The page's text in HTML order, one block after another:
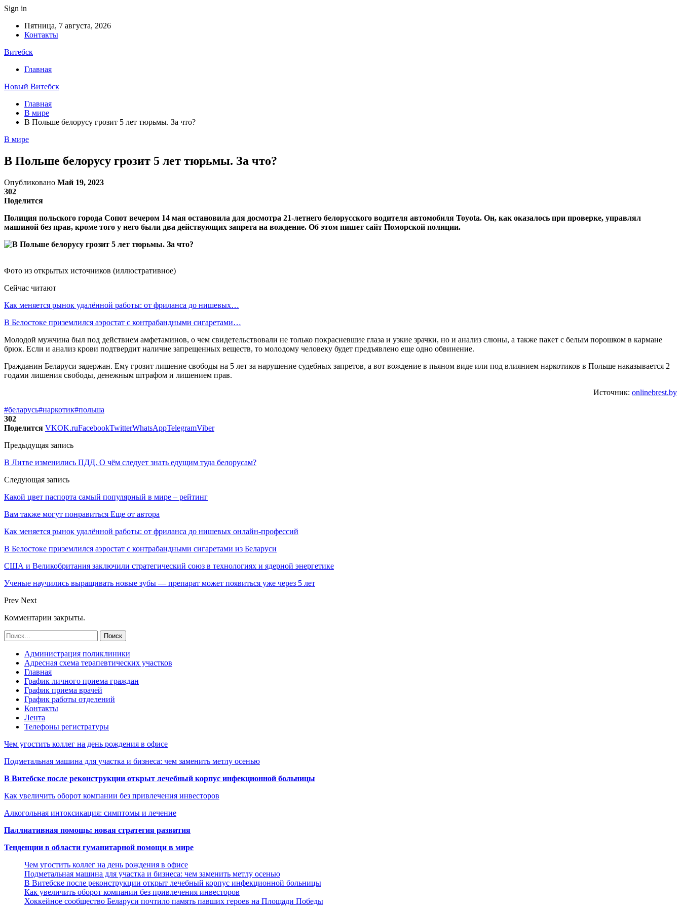
Sign in
Пятница, 7 августа, 2026
Контакты
Витебск
Главная
Новый Витебск
Главная
В мире
В Польше белорусу грозит 5 лет тюрьмы. За что?
В мире
В Польше белорусу грозит 5 лет тюрьмы. За что?
Опубликовано Май 19, 2023
302
Поделится
Полиция польского города Сопот вечером 14 мая остановила для досмотра 21-летнего белорусского водителя автомобиля Toyota. Он, как оказалось при проверке, управлял
машиной без прав, кроме того у него были два действующих запрета на вождение. Об этом пишет сайт Поморской полиции.
Фото из открытых источников (иллюстративное)
Сейчас читают
Как меняется рынок удалённой работы: от фриланса до нишевых…
В Белостоке приземлился аэростат с контрабандными сигаретами…
Молодой мужчина был под действием амфетаминов, о чем свидетельствовали не только покрасневшие глаза и узкие зрачки, но и анализ слюны, а также пакет с белым порошком в кармане
брюк. Если и анализ крови подтвердит наличие запрещенных веществ, то молодому человеку будет предъявлено еще одно обвинение.
Гражданин Беларуси задержан. Ему грозит лишение свободы на 5 лет за нарушение судебных запретов, а вот вождение в пьяном виде или под влиянием наркотиков в Польше наказывается 2
годами лишения свободы, денежным штрафом и лишением прав.
Источник: onlinebrest.by
#беларусь#наркотик#польша
302
Поделится VKOK.ruFacebookTwitterWhatsAppTelegramViber
Предыдущая запись
В Литве изменились ПДД. О чём следует знать едущим туда белорусам?
Следующая запись
Какой цвет паспорта самый популярный в мире – рейтинг
Вам также могут понравиться Еще от автора
Как меняется рынок удалённой работы: от фриланса до нишевых онлайн-профессий
В Белостоке приземлился аэростат с контрабандными сигаретами из Беларуси
США и Великобритания заключили стратегический союз в технологиях и ядерной энергетике
Ученые научились выращивать новые зубы — препарат может появиться уже через 5 лет
Prev Next
Комментарии закрыты.
Администрация поликлиники
Адресная схема терапевтических участков
Главная
График личного приема граждан
График приема врачей
График работы отделений
Контакты
Лента
Телефоны регистратуры
Чем угостить коллег на день рождения в офисе
Подметальная машина для участка и бизнеса: чем заменить метлу осенью
В Витебске после реконструкции открыт лечебный корпус инфекционной больницы
Как увеличить оборот компании без привлечения инвесторов
Алкогольная интоксикация: симптомы и лечение
Паллиативная помощь: новая стратегия развития
Тенденции в области гуманитарной помощи в мире
Чем угостить коллег на день рождения в офисе
Подметальная машина для участка и бизнеса: чем заменить метлу осенью
В Витебске после реконструкции открыт лечебный корпус инфекционной больницы
Как увеличить оборот компании без привлечения инвесторов
Хоккейное сообщество Беларуси почтило память павших героев на Площади Победы